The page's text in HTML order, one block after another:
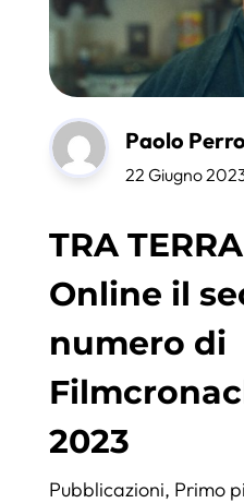
Paolo
22 Giugno
TRA
Online il
numero di
2023
Pubblicazioni, Primo